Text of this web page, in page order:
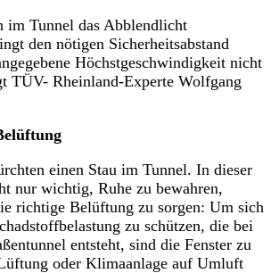
im Tunnel das Abblendlicht
den nötigen Sicherheitsabstand
Höchstgeschwindigkeit nicht
TÜV- Rheinland-Experte Wolfgang
einen Stau im Tunnel. In dieser
nur wichtig, Ruhe zu bewahren,
richtige Belüftung zu sorgen: Um sich
zu schützen, die bei
entsteht, sind die Fenster zu
oder Klimaanlage auf Umluft